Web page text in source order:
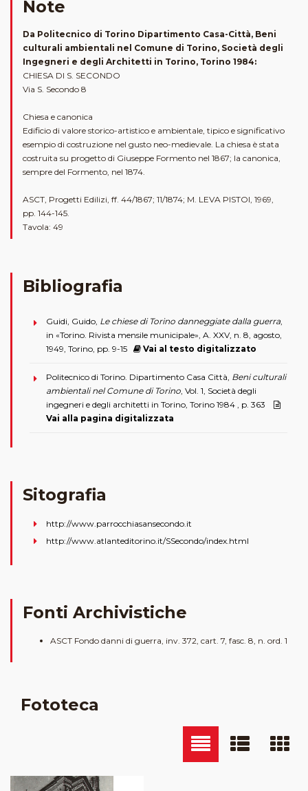
Note
Da Politecnico di Torino Dipartimento Casa-Città, Beni
culturali ambientali nel Comune di Torino, Società degli
Ingegneri e degli Architetti in Torino, Torino 1984:
CHIESA DI S. SECONDO
Via S. Secondo 8
Chiesa e canonica
Edificio di valore storico-artistico e ambientale, tipico e significativo
esempio di costruzione nel gusto neo-medievale. La chiesa è stata
costruita su progetto di Giuseppe Formento nel 1867; la canonica,
sempre del Formento, nel 1874.
ASCT, Progetti Edilizi, ff. 44/1867; 11/1874; M. LEVA PISTOl, 1969,
pp. 144-145.
Tavola: 49
Bibliografia
Guidi, Guido, Le chiese di Torino danneggiate dalla guerra,
in «Torino. Rivista mensile municipale», A. XXV, n. 8, agosto,
1949, Torino, pp. 9-15
Vai al testo digitalizzato
Politecnico di Torino. Dipartimento Casa Città, Beni culturali
ambientali nel Comune di Torino, Vol. 1, Società degli
ingegneri e degli architetti in Torino, Torino 1984 , p. 363
Vai alla pagina digitalizzata
Sitografia
http://www.parrocchiasansecondo.it
http://www.atlanteditorino.it/SSecondo/index.html
Fonti Archivistiche
ASCT Fondo danni di guerra, inv. 372, cart. 7, fasc. 8, n. ord. 1
Fototeca